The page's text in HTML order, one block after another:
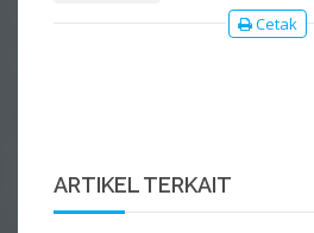
Cetak
ARTIKEL TERKAIT